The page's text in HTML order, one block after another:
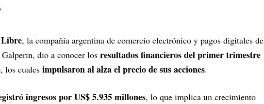
, la compañía argentina de comercio electrónico y pagos digitales de
dio a conocer los resultados financieros del primer trimestre
, los cuales impulsaron al alza el precio de sus acciones.
ingresos por US$ 5.935 millones, lo que implica un crecimiento